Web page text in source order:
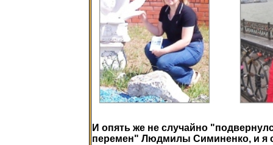
И опять же не случайно
перемен" Людмилы Симиненко, и я